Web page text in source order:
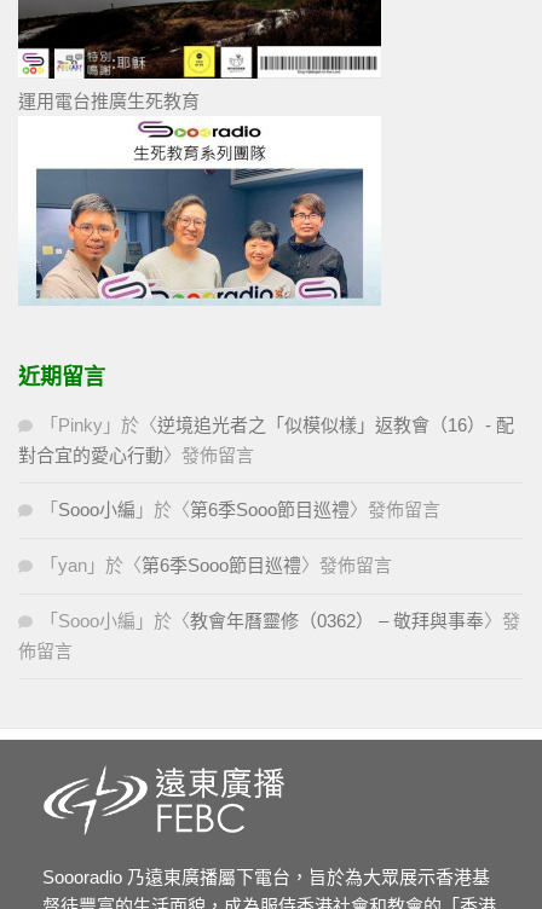
運用電台推廣生死教育
近期留言
「 Pinky 」於〈逆境追光者之「似模似樣」返教會（16）- 配
對合宜的愛心行動〉發佈留言
「 Sooo小編 」於〈第6季Sooo節目巡禮〉發佈留言
「 yan 」於〈第6季Sooo節目巡禮〉發佈留言
「 Sooo小編 」於〈教會年曆靈修（0362） – 敬拜與事奉〉發
佈留言
Soooradio 乃遠東廣播屬下電台，旨於為大眾展示香港基